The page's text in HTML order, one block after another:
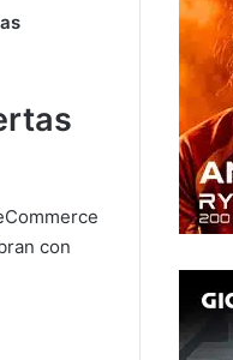
con